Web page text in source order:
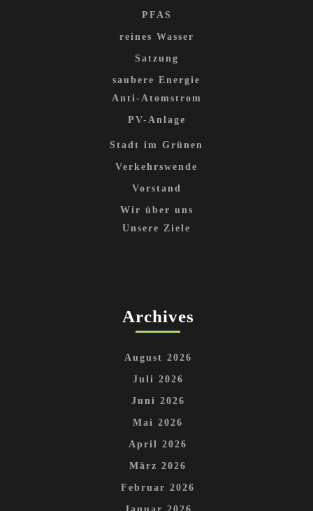
PFAS
reines Wasser
Satzung
saubere Energie
Anti-Atomstrom
PV-Anlage
Stadt im Grünen
Verkehrswende
Vorstand
Wir über uns
Unsere Ziele
Archives
August 2026
Juli 2026
Juni 2026
Mai 2026
April 2026
März 2026
Februar 2026